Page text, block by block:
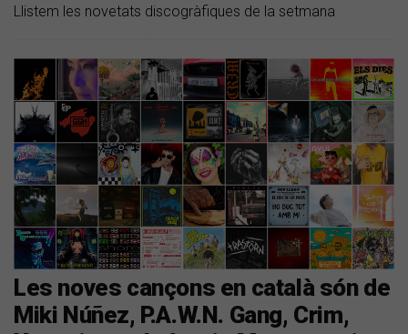
Llistem les novetats discogràfiques de la setmana
Les noves cançons en català són de
Miki Núñez, P.A.W.N. Gang, Crim,